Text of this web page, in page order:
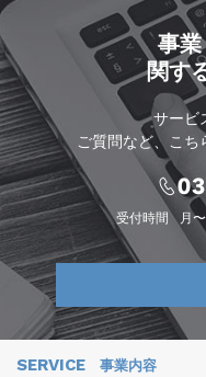
事
関す
サービ
ご質問など、こち
受付時間 月
SERVICE 事業内容